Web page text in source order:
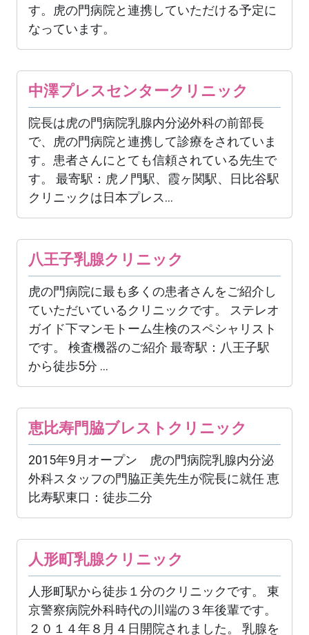
す。虎の門病院と連携していただける予定に
なっています。
中澤プレスセンタークリニック
院長は虎の門病院乳腺内分泌外科の前部長
で、虎の門病院と連携して診療をされていま
す。患者さんにとても信頼されている先生で
す。 最寄駅：虎ノ門駅、霞ヶ関駅、日比谷駅
クリニックは日本プレス...
八王子乳腺クリニック
虎の門病院に最も多くの患者さんをご紹介し
ていただいているクリニックです。 ステレオ
ガイド下マンモトーム生検のスペシャリスト
です。 検査機器のご紹介 最寄駅：八王子駅
から徒歩5分 ...
恵比寿門脇ブレストクリニック
2015年9月オープン 虎の門病院乳腺内分泌
外科スタッフの門脇正美先生が院長に就任 恵
比寿駅東口：徒歩二分
人形町乳腺クリニック
人形町駅から徒歩１分のクリニックです。 東
京警察病院外科時代の川端の３年後輩です。
２０１４年８月４日開院されました。 乳腺を